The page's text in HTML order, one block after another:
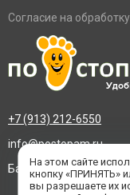
Согласие на
+7 (913) 212-6550
info@postopam.ru
Барнаул, пр.
На этом сайте
кнопку «ПРИНЯТЬ»
вы разрешаете их